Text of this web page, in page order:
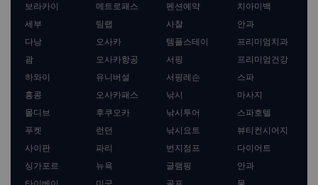
보라카이
세부
다낭
괌
하와이
홍콩
몰디브
푸켓
사이판
싱가포르
메트로패스
팀랩
오사카
오사카항공
유니버설
오사카패스
후쿠오카
런던
파리
뉴욕
펜션예약
사찰
템플스테이
서핑
서핑레슨
낚시
낚시투어
낚시요트
번지점프
글램핑
치아미백
안과
프리미엄치과
프리미엄건강
스파
마사지
스파호텔
뷰티컨시어지
다이어트
안과